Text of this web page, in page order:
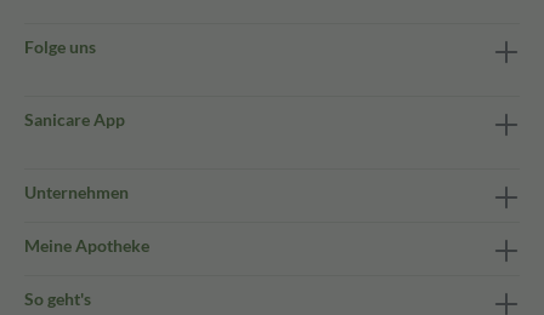
Folge uns
Sanicare App
Unternehmen
Meine Apotheke
So geht's